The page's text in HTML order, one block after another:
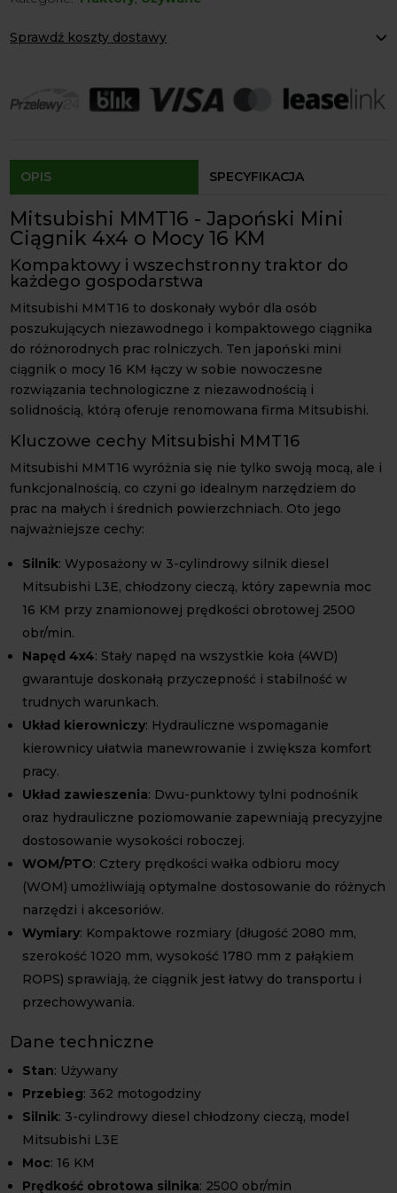
4
Sprawdź koszty dostawy
Agrol transport: 200 zł
Agrol transport gabaryty: ustalane indywidualnie
Dostępność form dostawy i ceny uzależniona od produktu.
OPIS SPECYFIKACJA
Mitsubishi MMT16 - Japoński Mini
Ciągnik 4x4 o Mocy 16 KM
Kompaktowy i wszechstronny traktor do
każdego gospodarstwa
Mitsubishi MMT16 to doskonały wybór dla osób
poszukujących niezawodnego i kompaktowego ciągnika
do różnorodnych prac rolniczych. Ten japoński mini
ciągnik o mocy 16 KM łączy w sobie nowoczesne
rozwiązania technologiczne z niezawodnością i
solidnością, którą oferuje renomowana firma Mitsubishi.
Kluczowe cechy Mitsubishi MMT16
Mitsubishi MMT16 wyróżnia się nie tylko swoją mocą, ale i
funkcjonalnością, co czyni go idealnym narzędziem do
prac na małych i średnich powierzchniach. Oto jego
najważniejsze cechy:
Silnik: Wyposażony w 3-cylindrowy silnik diesel
Mitsubishi L3E, chłodzony cieczą, który zapewnia moc
16 KM przy znamionowej prędkości obrotowej 2500
obr/min.
Napęd 4x4: Stały napęd na wszystkie koła (4WD)
gwarantuje doskonałą przyczepność i stabilność w
trudnych warunkach.
Układ kierowniczy: Hydrauliczne wspomaganie
kierownicy ułatwia manewrowanie i zwiększa komfort
pracy.
Układ zawieszenia: Dwu-punktowy tylni podnośnik
oraz hydrauliczne poziomowanie zapewniają precyzyjne
dostosowanie wysokości roboczej.
WOM/PTO: Cztery prędkości wałka odbioru mocy
(WOM) umożliwiają optymalne dostosowanie do różnych
narzędzi i akcesoriów.
Wymiary: Kompaktowe rozmiary (długość 2080 mm,
szerokość 1020 mm, wysokość 1780 mm z pałąkiem
ROPS) sprawiają, że ciągnik jest łatwy do transportu i
przechowywania.
Dane techniczne
Stan: Używany
Przebieg: 362 motogodziny
Silnik: 3-cylindrowy diesel chłodzony cieczą, model
Mitsubishi L3E
Moc: 16 KM
Prędkość obrotowa silnika: 2500 obr/min